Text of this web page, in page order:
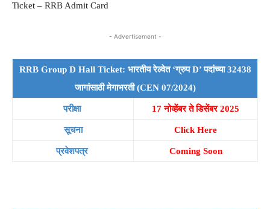
Ticket – RRB Admit Card
- Advertisement -
RRB Group D Hall Ticket: भारतीय रेल्वेत ‘ग्रुप D’ पदांच्या 32438
जागांसाठी मेगाभरती (CEN 07/2024)
परीक्षा 17 नोव्हेंबर ते डिसेंबर 2025
सूचना Click Here
प्रवेशपत्र Coming Soon